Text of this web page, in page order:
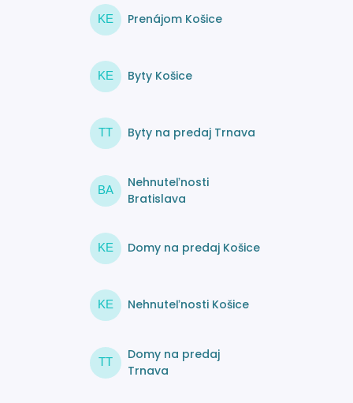
KE Prenájom Košice
KE Byty Košice
TT Byty na predaj Trnava
BA
Nehnuteľnosti
Bratislava
KE Domy na predaj Košice
KE Nehnuteľnosti Košice
TT
Domy na predaj
Trnava